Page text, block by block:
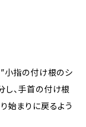
小指の付け根のシ
、手首の付け根
始まりに戻るよう